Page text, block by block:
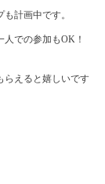
計画中です。
での参加もOK ！
らえると嬉しいです